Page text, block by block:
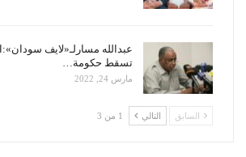
عبدالله مسارلـ«لايف
تسقط حكومة…
مارس 24, 2022
السابق التالي 1 من 3